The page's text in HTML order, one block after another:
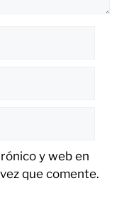
y web en
que comente.